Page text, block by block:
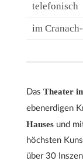
telefonisch
im
Das Theater
ebenerdigen
Hausesund
höchsten
über 30